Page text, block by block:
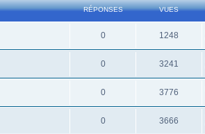
RÉPONSES VUES
0 1248
0 3241
0 3776
0 3666